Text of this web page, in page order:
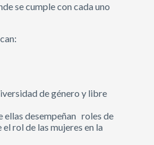
se cumple con cada uno
de género y libre
ellas desempeñan roles de
rol de las mujeres en la